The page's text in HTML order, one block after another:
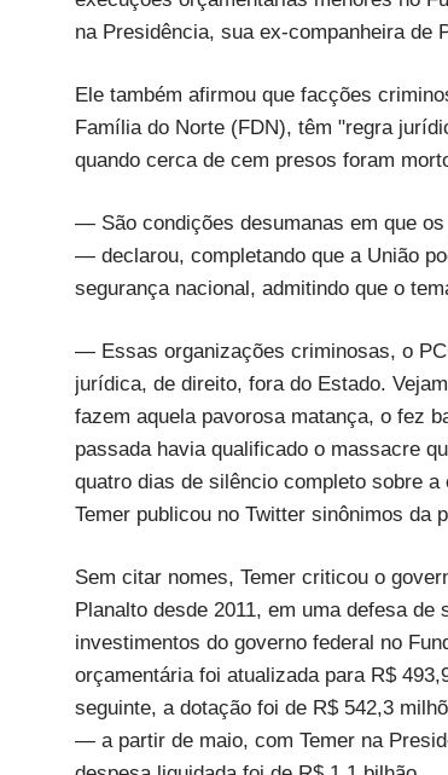
na Presidência, sua ex-companheira de
Ele também afirmou que facções
Família do Norte (FDN), têm "regra
quando cerca de cem presos foram
— São condições desumanas em que
— declarou, completando que a União
segurança nacional, admitindo que o
— Essas organizações criminosas, o
jurídica, de direito, fora do Estado.
fazem aquela pavorosa matança, o fez
passada havia qualificado o massacre
quatro dias de silêncio completo sobre
Temer publicou no Twitter sinônimos da
Sem citar nomes, Temer criticou o
Planalto desde 2011, em uma defesa
investimentos do governo federal no
orçamentária foi atualizada para R$
seguinte, a dotação foi de R$ 542,3
— a partir de maio, com Temer na